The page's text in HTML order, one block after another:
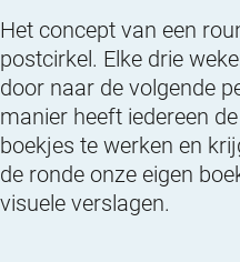
Het concept van een
postcirkel. Elke drie
door naar de volgende
manier heeft iedereen
boekjes te werken en
de ronde onze eigen
visuele verslagen.